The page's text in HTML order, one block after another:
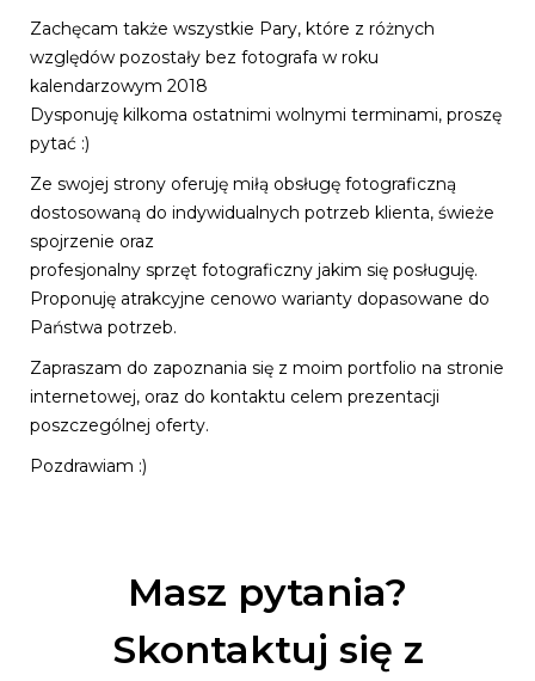
Zachęcam także wszystkie Pary, które z różnych
względów pozostały bez fotografa w roku
kalendarzowym 2018
Dysponuję kilkoma ostatnimi wolnymi terminami, proszę
pytać :)
Ze swojej strony oferuję miłą obsługę fotograficzną
dostosowaną do indywidualnych potrzeb klienta, świeże
spojrzenie oraz
profesjonalny sprzęt fotograficzny jakim się posługuję.
Proponuję atrakcyjne cenowo warianty dopasowane do
Państwa potrzeb.
Zapraszam do zapoznania się z moim portfolio na stronie
internetowej, oraz do kontaktu celem prezentacji
poszczególnej oferty.
Pozdrawiam :)
Masz pytania?
Skontaktuj się z